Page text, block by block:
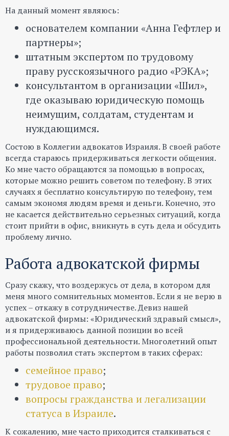
На данный момент являюсь:
основателем компании «Анна Гефтлер и
партнеры»;
штатным экспертом по трудовому
праву русскоязычного радио «РЭКА»;
консультантом в организации «Шил»,
где оказываю юридическую помощь
неимущим, солдатам, студентам и
нуждающимся.
Состою в Коллегии адвокатов Израиля. В своей работе
всегда стараюсь придерживаться легкости общения.
Ко мне часто обращаются за помощью в вопросах,
которые можно решить советом по телефону. В этих
случаях я бесплатно консультирую по телефону, тем
самым экономя людям время и деньги. Конечно, это
не касается действительно серьезных ситуаций, когда
стоит прийти в офис, вникнуть в суть дела и обсудить
проблему лично.
Работа адвокатской фирмы
Сразу скажу, что воздержусь от дела, в котором для
меня много сомнительных моментов. Если я не верю в
успех – откажу в сотрудничестве. Девиз нашей
адвокатской фирмы: «Юридический здравый смысл»,
и я придерживаюсь данной позиции во всей
профессиональной деятельности. Многолетний опыт
работы позволил стать экспертом в таких сферах:
семейное право;
трудовое право;
вопросы гражданства и легализации
статуса в Израиле.
К сожалению, мне часто приходится сталкиваться с